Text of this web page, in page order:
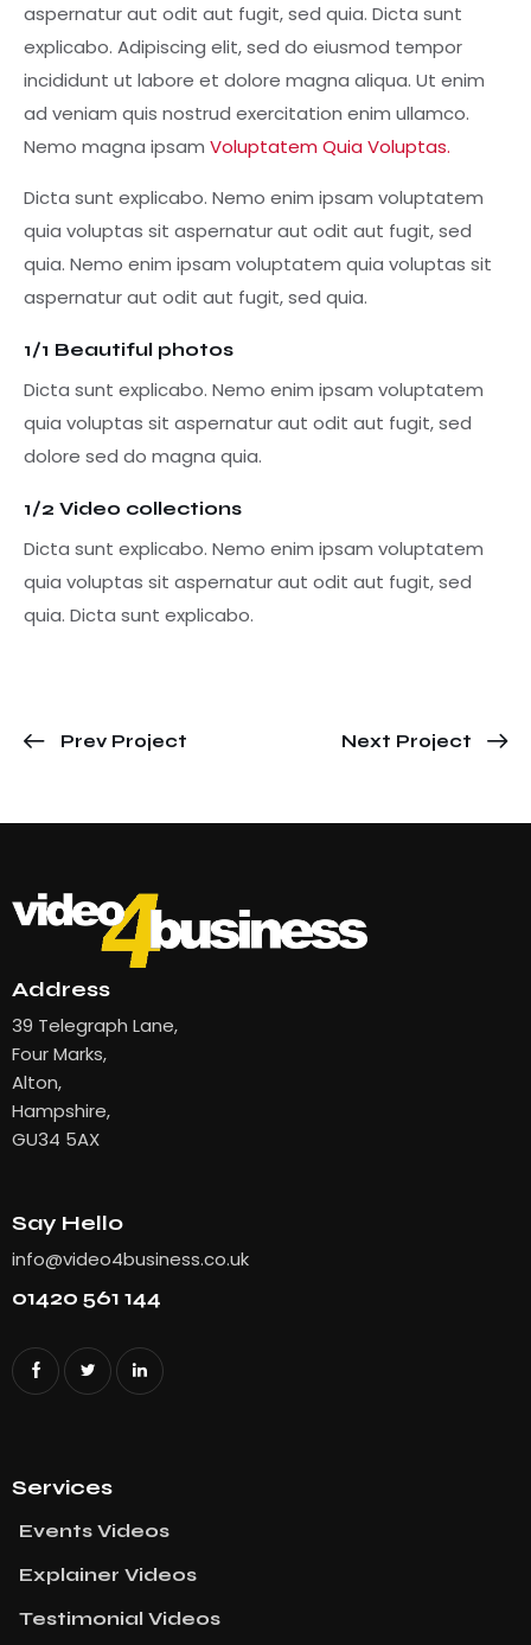
aspernatur aut odit aut fugit, sed quia. Dicta sunt
explicabo. Adipiscing elit, sed do eiusmod tempor
incididunt ut labore et dolore magna aliqua. Ut enim
ad veniam quis nostrud exercitation enim ullamco.
Nemo magna ipsam Voluptatem Quia Voluptas.
Dicta sunt explicabo. Nemo enim ipsam voluptatem
quia voluptas sit aspernatur aut odit aut fugit, sed
quia. Nemo enim ipsam voluptatem quia voluptas sit
aspernatur aut odit aut fugit, sed quia.
1/1 Beautiful photos
Dicta sunt explicabo. Nemo enim ipsam voluptatem
quia voluptas sit aspernatur aut odit aut fugit, sed
dolore sed do magna quia.
1/2 Video collections
Dicta sunt explicabo. Nemo enim ipsam voluptatem
quia voluptas sit aspernatur aut odit aut fugit, sed
quia. Dicta sunt explicabo.
Prev Project Next Project
Address
39 Telegraph Lane,
Four Marks,
Alton,
Hampshire,
GU34 5AX
Say Hello
info@video4business.co.uk
01420 561 144
Services
Events Videos
Explainer Videos
Testimonial Videos